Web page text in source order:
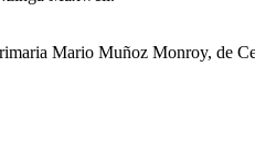
Mario Muñoz Monroy, de